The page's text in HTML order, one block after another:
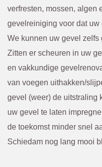
verfresten, mossen, algen
gevelreiniging voor dat
We kunnen uw gevel zelfs
Zitten er scheuren in uw
en vakkundige
van voegen uithakken/
gevel (weer) de uitstraling
uw gevel te laten
de toekomst minder snel
Schiedam nog lang mooi